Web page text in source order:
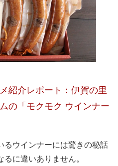
紹介レポート：伊賀の里
の「モクモク ウインナー
るウインナーには驚きの秘話
に違いありません。